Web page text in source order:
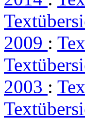
2009 :
2003 :